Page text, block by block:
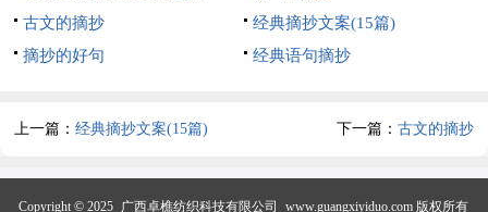
古文的摘抄
经典摘抄文案(15篇)
摘抄的好句
经典语句摘抄
上一篇：经典摘抄文案(15篇) 下一篇： 古文的摘抄
Copyright © 2025 广西卓樵纺织科技有限公司 www.guangxiyiduo.com 版权所有